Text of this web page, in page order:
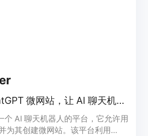
创造你的 ChatGPT 微网站，让 AI 聊天机器人栩栩如生。
个 AI 聊天机器人的平台，它允许用
为其创建微网站。该平台利用